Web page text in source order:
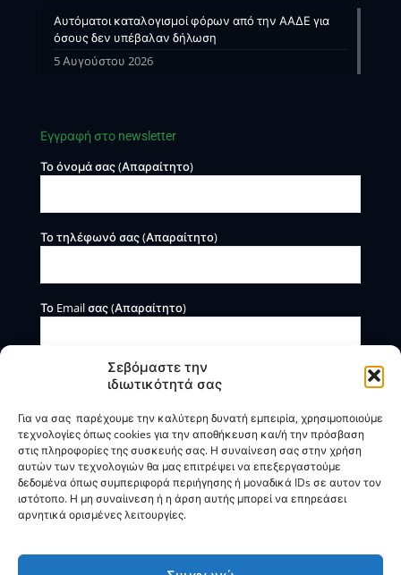
Σεβόμαστε την
ιδιωτικότητά σας
Για να σας παρέχουμε την καλύτερη δυνατή εμπειρία, χρησιμοποιούμε
τεχνολογίες όπως cookies για την αποθήκευση και/ή την πρόσβαση
στις πληροφορίες της συσκευής σας. Η συναίνεση σας στην χρήση
αυτών των τεχνολογιών θα μας επιτρέψει να επεξεργαστούμε
δεδομένα όπως συμπεριφορά περιήγησης ή μοναδικά IDs σε αυτον τον
ιστότοπο. Η μη συναίινεση ή η άρση αυτής μπορεί να επηρεάσει
αρνητικά ορισμένες λειτουργίες.
Αυτόματοι καταλογισμοί φόρων από την ΑΑΔΕ για
όσους δεν υπέβαλαν δήλωση
5 Αυγούστου 2026
Εγγραφή στο newsletter
Το όνομά σας (Απαραίτητο)
Το τηλέφωνό σας (Απαραίτητο)
Το Email σας (Απαραίτητο)
Η BOXmind παρέχει πληροφοριακές και συμβουλευτικές
υπηρεσίες. Δεν προσφέρει υπηρεσίες ρύθμισης ή
διαγραφής οφειλών.